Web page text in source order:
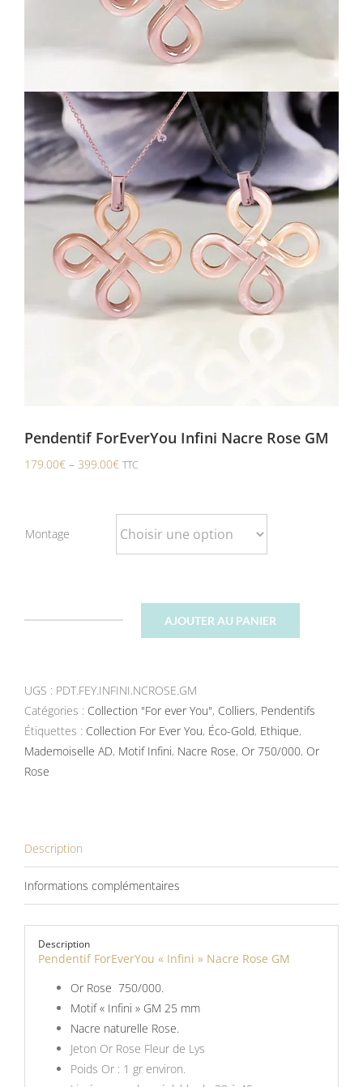
Pendentif ForEverYou Infini Nacre Rose GM
179.00€ – 399.00€ TTC
Montage
ForEverYou
Infini
Nacre
Rose
AJOUTER AU PANIER
UGS : PDT.FEY.INFINI.NCROSE.GM
Catégories : Collection "For ever You", Colliers, Pendentifs
Étiquettes : Collection For Ever You, Éco-Gold, Ethique,
Mademoiselle AD, Motif Infini, Nacre Rose, Or 750/000, Or
Rose
Description
Informations complémentaires
Description
Pendentif ForEverYou « Infini » Nacre Rose GM
Or Rose 750/000.
Motif « Infini » GM 25 mm
Nacre naturelle Rose.
Jeton Or Rose Fleur de Lys
Poids Or : 1 gr environ.